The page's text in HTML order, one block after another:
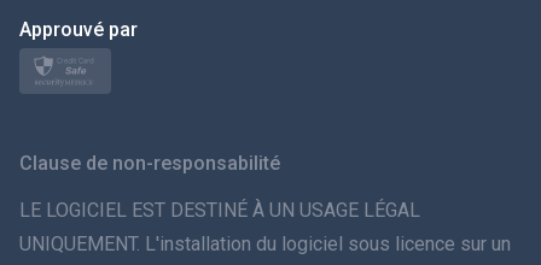
日本
ภาษาไทย
Approuvé par
Clause de non-responsabilité
LE LOGICIEL EST DESTINÉ À UN USAGE LÉGAL
UNIQUEMENT. L'installation du logiciel sous licence sur un